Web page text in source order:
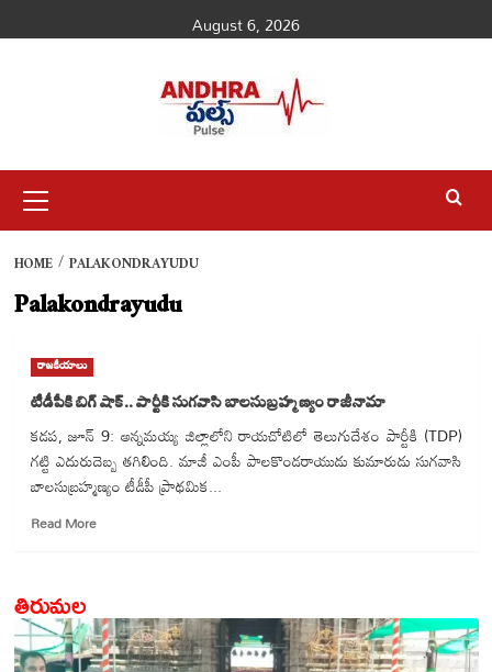
to
August 6, 2026
Menu
HOME PALAKONDRAYUDU
Palakondrayudu
రాజకీయాలు
టీడీపీకి బిగ్‌ షాక్.. పార్టీకి సుగవాసి బాలసుబ్రహ్మణ్యం రాజీనామా
కడప, జూన్ 9: అన్నమయ్య జిల్లాలోని రాయచోటిలో తెలుగుదేశం పార్టీకి (TDP)
గట్టి ఎదురుదెబ్బ తగిలింది. మాజీ ఎంపీ పాలకొండరాయుడు కుమారుడు సుగవాసి
బాలసుబ్రహ్మణ్యం టీడీపీ ప్రాథమిక...
Read MoreRead
షాక్..
పార్టీకి
తిరుమల